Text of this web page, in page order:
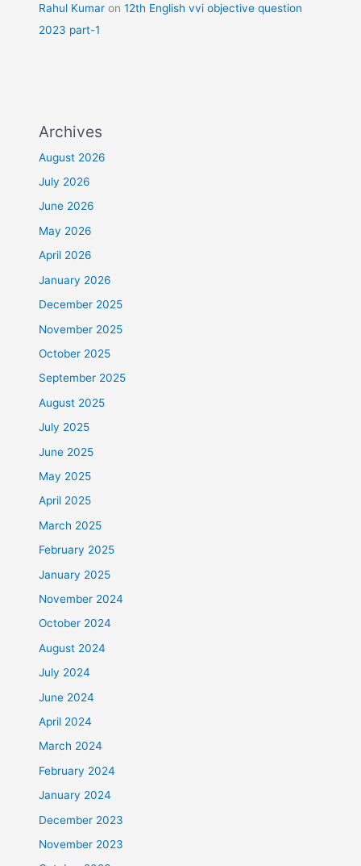
Rahul Kumar on12th English vvi objective question
2023 part-1
Archives
August 2026
July 2026
June 2026
May 2026
April 2026
January 2026
December 2025
November 2025
October 2025
September 2025
August 2025
July 2025
June 2025
May 2025
April 2025
March 2025
February 2025
January 2025
November 2024
October 2024
August 2024
July 2024
June 2024
April 2024
March 2024
February 2024
January 2024
December 2023
November 2023